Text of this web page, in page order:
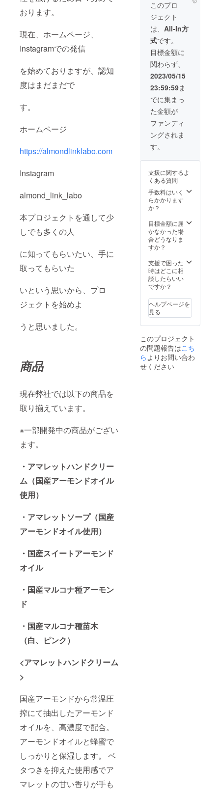
おります。
現在、ホームページ、
Instagramでの発信
を始めておりますが、認知
度はまだまだで
す。
ホームページ
https://almondlinklabo.com
Instagram
almond_link_labo
本プロジェクトを通して少
しでも多くの人
に知ってもらいたい、手に
取ってもらいた
いという思いから、プロ
ジェクトを始めよ
うと思いました。
商品
現在弊社では以下の商品を
取り揃えています。
※一部開発中の商品がござい
ます。
・アマレットハンドクリー
ム（国産アーモンドオイル
使用）
・アマレットソープ（国産
アーモンドオイル使用）
・国産スイートアーモンド
オイル
・国産マルコナ種アーモン
ド
・国産マルコナ種苗木
（白、ピンク）
<アマレットハンドクリーム
>
国産アーモンドから常温圧
搾にて抽出したアーモンド
オイルを、高濃度で配合。
アーモンドオイルと蜂蜜で
しっかりと保湿します。 ベ
タつきを抑えた使用感でア
マレットの甘い香りが手も
タノー
ル、エ
タノー
ル、PG
※ご使用
上の注
意は商
品裏面
にてご
確認下
さい。
発売
元 神
奈川県
川崎市
多摩区
南生田
7-9-1-
STRYP
ES 製造
販売
元 秋
田県鹿
角市八
株式会
社ユゼ
めご了
承下さ
い。 ※
ご使用
意は商
品裏面
にてご
確認下
さい。
発売
元 神
奈川県
川崎市
多摩区
南生田
7-9-1-
302 合
ES 製造
販売
元 秋
田県鹿
角市八
幡平字
社ユゼ
す。
りが良
いとこ
ろで育
てて下
さい。
水は
やりす
ぎると
根腐れ
をおこ
すおそ
れがあ
るの
で、
土の状
態をみ
下さ
肥料
も土の
状態で
変わっ
ので、
成育状
態を
がら適
量あげ
て下さ
い。
このプロ
ジェクト
は、 All-In方
式です。
目標金額に
関わらず、
2023/05/15
23:59:59ま
でに集まっ
た金額が
ファンディ
ングされま
す。
支援に関するよ
くある質問
手数料はいく
らかかります
か？
目標金額に届
かなかった場
合どうなりま
すか？
支援で困った
時はどこに相
談したらいい
ですか？
ヘルプページを
見る
このプロジェクト
の問題報告はこち
ら よりお問い合わ
せください